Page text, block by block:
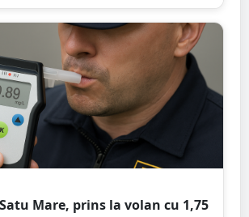
Mare, prins la volan cu 1,75